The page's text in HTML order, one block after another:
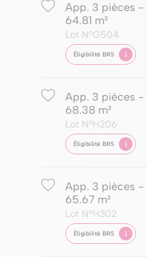
App. 3 pièces -
64.81 m²
Lot NºG504
Éligibilité BRS i
App. 3 pièces -
68.38 m²
Lot NºH206
Éligibilité BRS i
App. 3 pièces -
65.67 m²
Lot NºH302
Éligibilité BRS i